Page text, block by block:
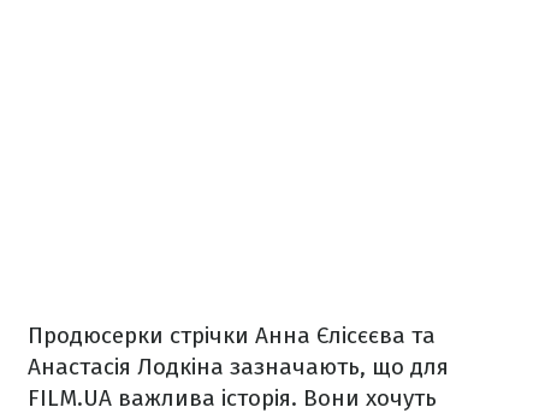
Продюсерки стрічки Анна Єлісєєва та
Анастасія Лодкіна зазначають, що для
FILM.UA важлива історія. Вони хочуть